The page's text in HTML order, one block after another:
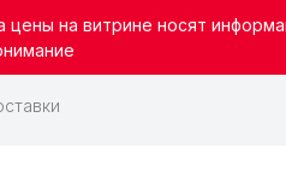
на витрине носят